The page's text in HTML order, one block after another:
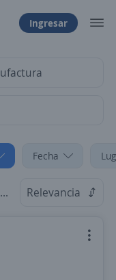
Ingresar
Fecha
Relevancia